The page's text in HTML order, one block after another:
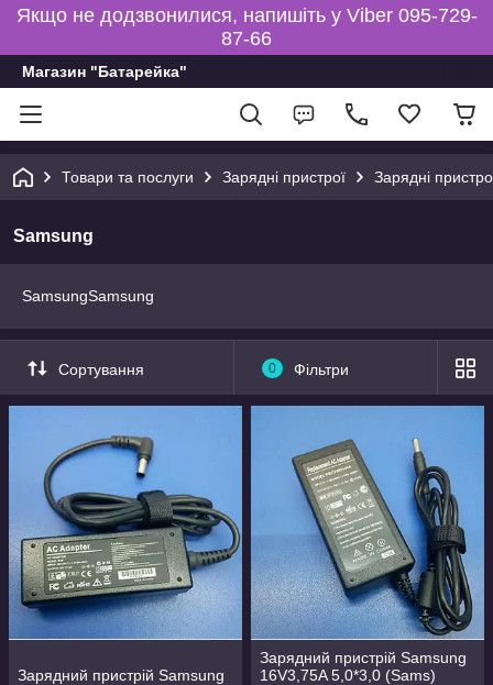
Якщо не додзвонилися, напишіть у Viber 095-729-
87-66
Магазин "Батарейка"
Товари та послуги Зарядні пристрої Зарядні
Samsung
SamsungSamsung
Сортування 0 Фільтри
Зарядний пристрій Samsung
Зарядний пристрій Samsung
16V3,75A 5,0*3,0 (Sams)